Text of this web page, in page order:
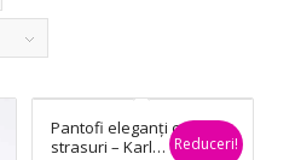
Pantofi eleganți cu
strasuri – Karl
Reduceri!